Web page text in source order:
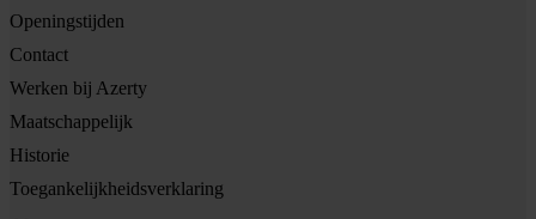
Openingstijden
Contact
Werken bij Azerty
Maatschappelijk
Historie
Toegankelijkheidsverklaring